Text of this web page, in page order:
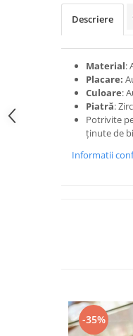
Descriere
Material:
Placare:
Culoare:
Piatră:
Potrivite
ținute de
Informatii
-35%